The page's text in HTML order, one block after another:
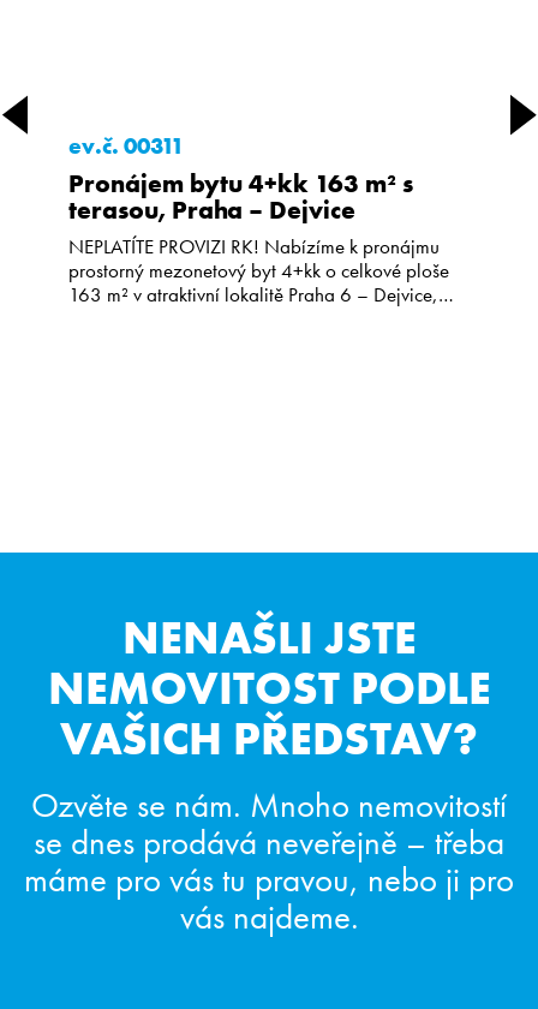
ev.č. 00311
Pronájem bytu 4+kk 163 m² s
terasou, Praha – Dejvice
NEPLATÍTE PROVIZI RK! Nabízíme k pronájmu
prostorný mezonetový byt 4+kk o celkové ploše
163 m² v atraktivní lokalitě Praha 6 – Dejvice,
NENAŠLI JSTE
NEMOVITOST PODLE
VAŠICH PŘEDSTAV?
Ozvěte se nám. Mnoho nemovitostí
se dnes prodává neveřejně – třeba
máme pro vás tu pravou, nebo ji pro
vás najdeme.